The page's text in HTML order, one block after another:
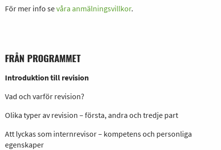
För mer info sevåra anmälningsvillkor.
FRÅN PROGRAMMET
Introduktion till revision
Vad och varför revision?
Olika typer av revision – första, andra och tredje part
Att lyckas som internrevisor – kompetens och personliga
egenskaper